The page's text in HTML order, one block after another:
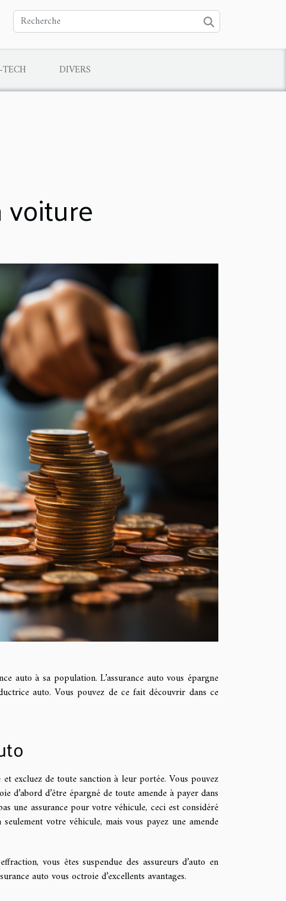
DIVERS
voiture
auto à sa population. L’assurance auto vous épargne
auto. Vous pouvez de ce fait découvrir dans ce
excluez de toute sanction à leur portée. Vous pouvez
d’abord d’être épargné de toute amende à payer dans
une assurance pour votre véhicule, ceci est considéré
votre véhicule, mais vous payez une amende
vous êtes suspendue des assureurs d’auto en
auto vous octroie d’excellents avantages.